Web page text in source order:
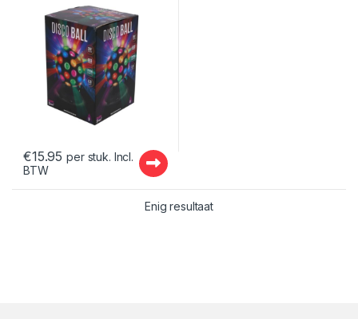
€15.95 per stuk. Incl.
BTW
Enig resultaat